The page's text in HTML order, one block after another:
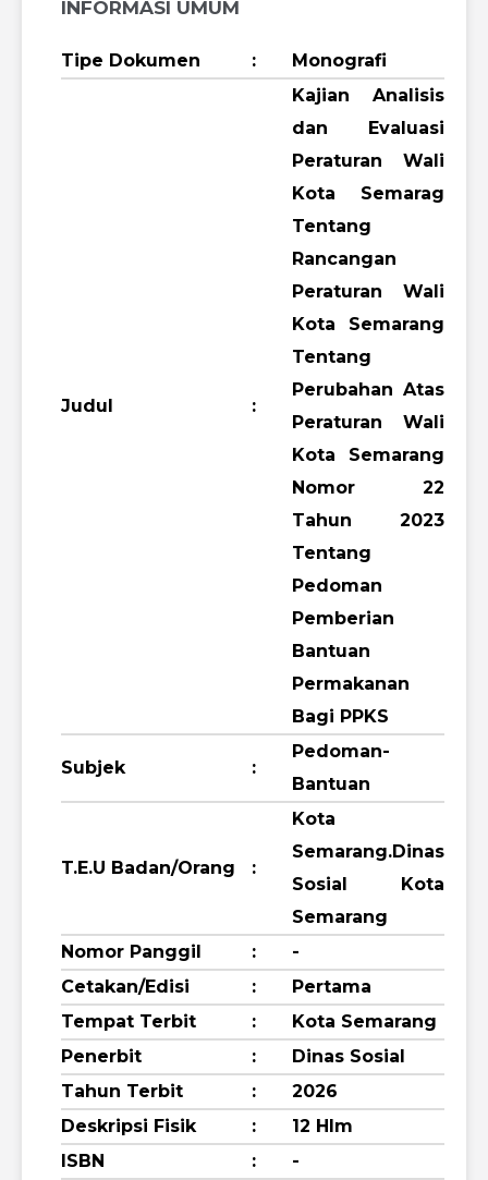
INFORMASI UMUM
Tipe Dokumen : Monografi
Judul :
Kajian Analisis
dan Evaluasi
Peraturan Wali
Kota Semarag
Tentang
Rancangan
Peraturan Wali
Kota Semarang
Tentang
Perubahan Atas
Peraturan Wali
Kota Semarang
Nomor 22
Tahun 2023
Tentang
Pedoman
Pemberian
Bantuan
Permakanan
Bagi PPKS
Subjek :
Pedoman-
Bantuan
T.E.U Badan/Orang :
Kota
Semarang.Dinas
Sosial Kota
Semarang
Nomor Panggil
:
-
Cetakan/Edisi
:
Pertama
Tempat Terbit
:
Kota Semarang
Penerbit
:
Dinas Sosial
Tahun Terbit
:
2026
Deskripsi Fisik
:
12 Hlm
ISBN
:
-